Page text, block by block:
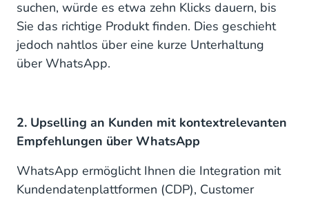
suchen, würde es etwa zehn Klicks dauern, bis
Sie das richtige Produkt finden. Dies geschieht
jedoch nahtlos über eine kurze Unterhaltung
über WhatsApp.
2. Upselling an Kunden mit kontextrelevanten
Empfehlungen über WhatsApp
WhatsApp ermöglicht Ihnen die Integration mit
Kundendatenplattformen (CDP), Customer